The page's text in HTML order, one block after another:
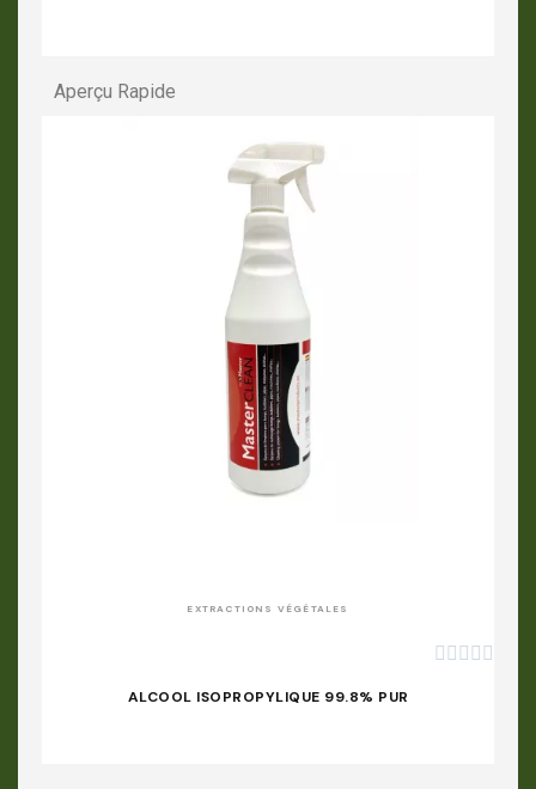
Aperçu Rapide
EXTRACTIONS VÉGÉTALES
    
ALCOOL ISOPROPYLIQUE 99.8% PUR